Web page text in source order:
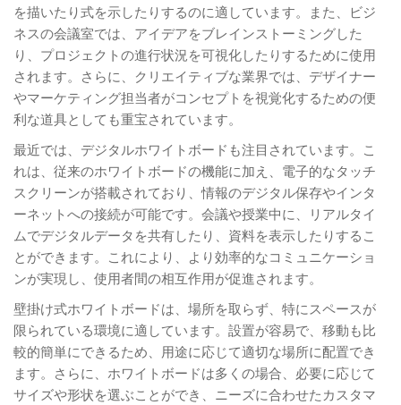
を描いたり式を示したりするのに適しています。また、ビジ
ネスの会議室では、アイデアをブレインストーミングした
り、プロジェクトの進行状況を可視化したりするために使用
されます。さらに、クリエイティブな業界では、デザイナー
やマーケティング担当者がコンセプトを視覚化するための便
利な道具としても重宝されています。
最近では、デジタルホワイトボードも注目されています。こ
れは、従来のホワイトボードの機能に加え、電子的なタッチ
スクリーンが搭載されており、情報のデジタル保存やインタ
ーネットへの接続が可能です。会議や授業中に、リアルタイ
ムでデジタルデータを共有したり、資料を表示したりするこ
とができます。これにより、より効率的なコミュニケーショ
ンが実現し、使用者間の相互作用が促進されます。
壁掛け式ホワイトボードは、場所を取らず、特にスペースが
限られている環境に適しています。設置が容易で、移動も比
較的簡単にできるため、用途に応じて適切な場所に配置でき
ます。さらに、ホワイトボードは多くの場合、必要に応じて
サイズや形状を選ぶことができ、ニーズに合わせたカスタマ